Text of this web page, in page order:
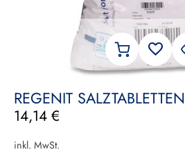
REGENIT SALZTABLETTEN
14,14 €
inkl. MwSt.